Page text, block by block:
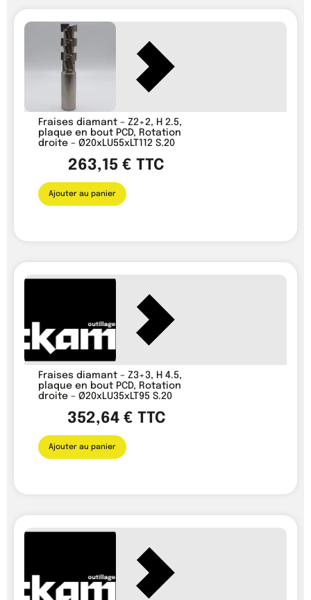
Fraises diamant – Z2+2, H 2.5,
plaque en bout PCD, Rotation
droite – Ø20xLU55xLT112 S.20
263,15€ TTC
Ajouter au panier
Fraises diamant – Z3+3, H 4.5,
plaque en bout PCD, Rotation
droite – Ø20xLU35xLT95 S.20
352,64 € TTC
Ajouter au panier